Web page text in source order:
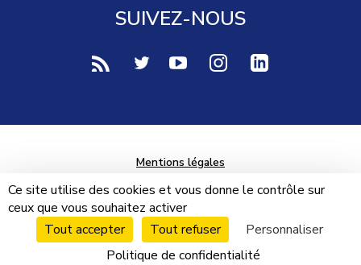
SUIVEZ-NOUS
voir notre page rss (Nouvelle fenêtre)
voir notre page twitter (Nouvelle
voir notre page youtube-play
voir notre page
Mentions légales
Données personnelles
Plan du site
Cookies
Ce site utilise des cookies et vous donne le contrôle sur
ceux que vous souhaitez activer
Tout accepter
Tout refuser
Personnaliser
Politique de confidentialité